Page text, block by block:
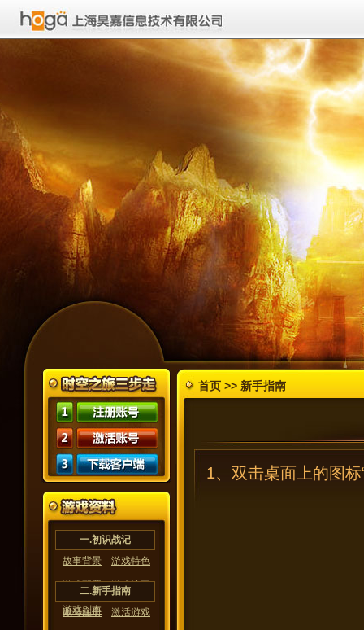
一.初识战记
故事背景
游戏特色
游戏配置 游戏地图
游戏副本
二.新手指南
账号注册
激活游戏
首页 >> 新手指南
1、双击桌面上的图